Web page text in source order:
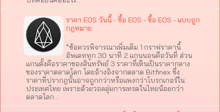
ราคา EOS วันนี้ - ซื้อ EOS - ซื้อ EOS - แบบถูก
กฎหมาย
*ข้อควรพิจารณาเพิ่มเติม 1.กราฟราคานี้
อัพเดททุก 30 นาที 2.แกนนอนคือวันที่ ส่วน
แกนตั้งคือราคาของสินทรัพย์ 3.ราคาที่เห็นเป็นราคากลาง
ของราคาตลาดโลก โดยอ้างอิงจากตลาด Bitfinex ซึ่ง
ราคาที่ปรากฎนั้นอาจถูกกว่าหรือแพงกว่าโบรกเกอร์ใน
ประเทศไทย เพราะด้วยวอลลุ่มการเทรดในไทยน้อยกว่า
ตลาดโลก…